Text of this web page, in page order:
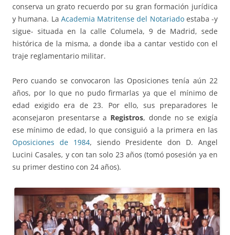
conserva un grato recuerdo por su gran formación jurídica
y humana. La Academia Matritense del Notariadoestaba -y
sigue- situada en la calle Columela, 9 de Madrid, sede
histórica de la misma, a donde iba a cantar vestido con el
traje reglamentario militar.
Pero cuando se convocaron las Oposiciones tenía aún 22
años, por lo que no pudo firmarlas ya que el mínimo de
edad exigido era de 23. Por ello, sus preparadores le
aconsejaron presentarse a Registros, donde no se exigía
ese mínimo de edad, lo que consiguió a la primera en las
Oposiciones de 1984, siendo Presidente don D. Angel
Lucini Casales, y con tan solo 23 años (tomó posesión ya en
su primer destino con 24 años).